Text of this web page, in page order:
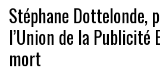
Stéphane Dottelonde,
l’Union de la Publicité
mort